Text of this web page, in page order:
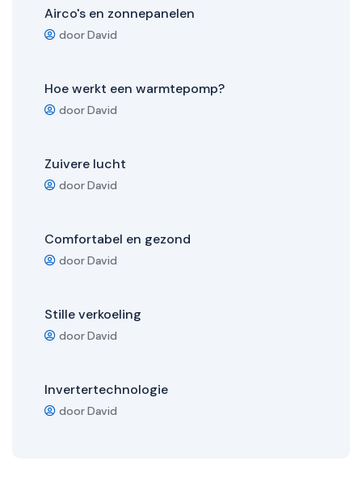
Airco's en zonnepanelen
door David
Hoe werkt een warmtepomp?
door David
Zuivere lucht
door David
Comfortabel en gezond
door David
Stille verkoeling
door David
Invertertechnologie
door David